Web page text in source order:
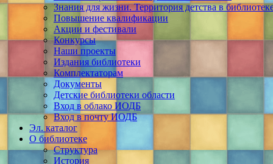
Знания для жизни. Территория детства в
Повышение квалификации
Акции и фестивали
Конкурсы
Наши проекты
Издания библиотеки
Комплектаторам
Документы
Детские библиотеки области
Вход в облако ИОДБ
Вход в почту ИОДБ
Эл. каталог
О библиотеке
Структура
История